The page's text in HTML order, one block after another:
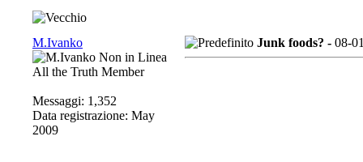
M.Ivanko
All the Truth Member
Messaggi: 1,352
Data registrazione: May
2009
Junk foods? - 08-